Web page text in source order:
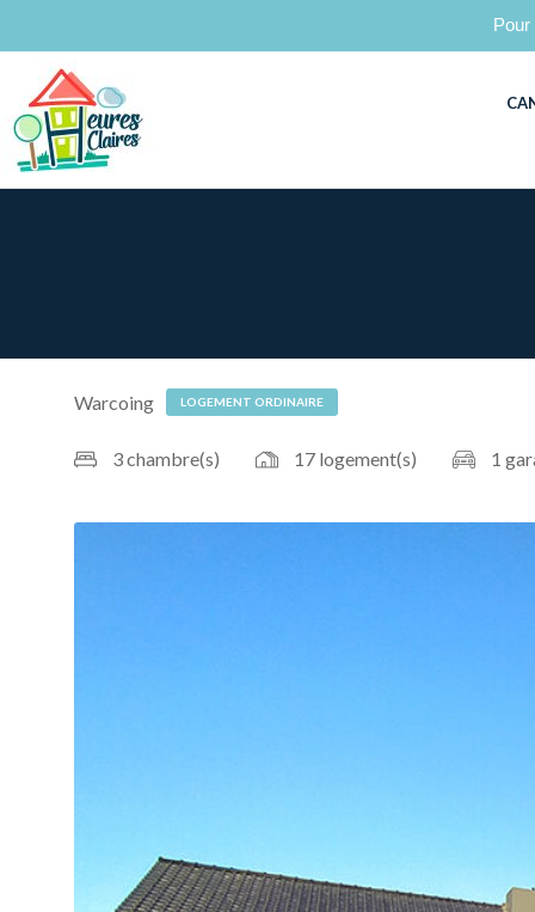
Warcoing LOGEMENT ORDINAIRE
3 chambre(s) 17 logement(s) 1